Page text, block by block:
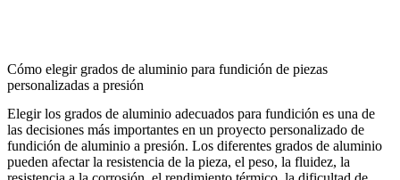
Cómo elegir grados de aluminio para fundición de piezas
personalizadas a presión
Elegir los grados de aluminio adecuados para fundición es una de
las decisiones más importantes en un proyecto personalizado de
fundición de aluminio a presión. Los diferentes grados de aluminio
pueden afectar la resistencia de la pieza, el peso, la fluidez, la